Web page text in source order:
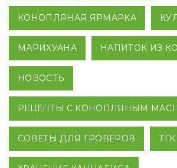
КОНОПЛЯНАЯ ЯРМАРКА
МАРИХУАНА НАПИТОК ИЗ
НОВОСТЬ
РЕЦЕПТЫ С КОНОПЛЯНЫМ
СОВЕТЫ ДЛЯ ГРОВЕРОВ ТГК